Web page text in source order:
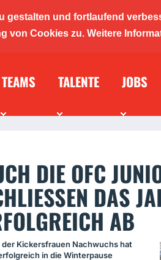
gestalten und fortlaufend
von Cookies zu. Weitere
TEAMS TALENTE JOBS
DIE OFC
DAS
AB
der Kickersfrauen Nachwuchs hat
in die Winterpause